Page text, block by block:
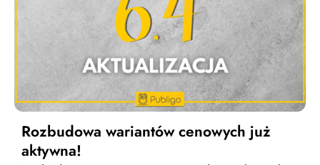
Rozbudowa wariantów cenowych już
aktywna!